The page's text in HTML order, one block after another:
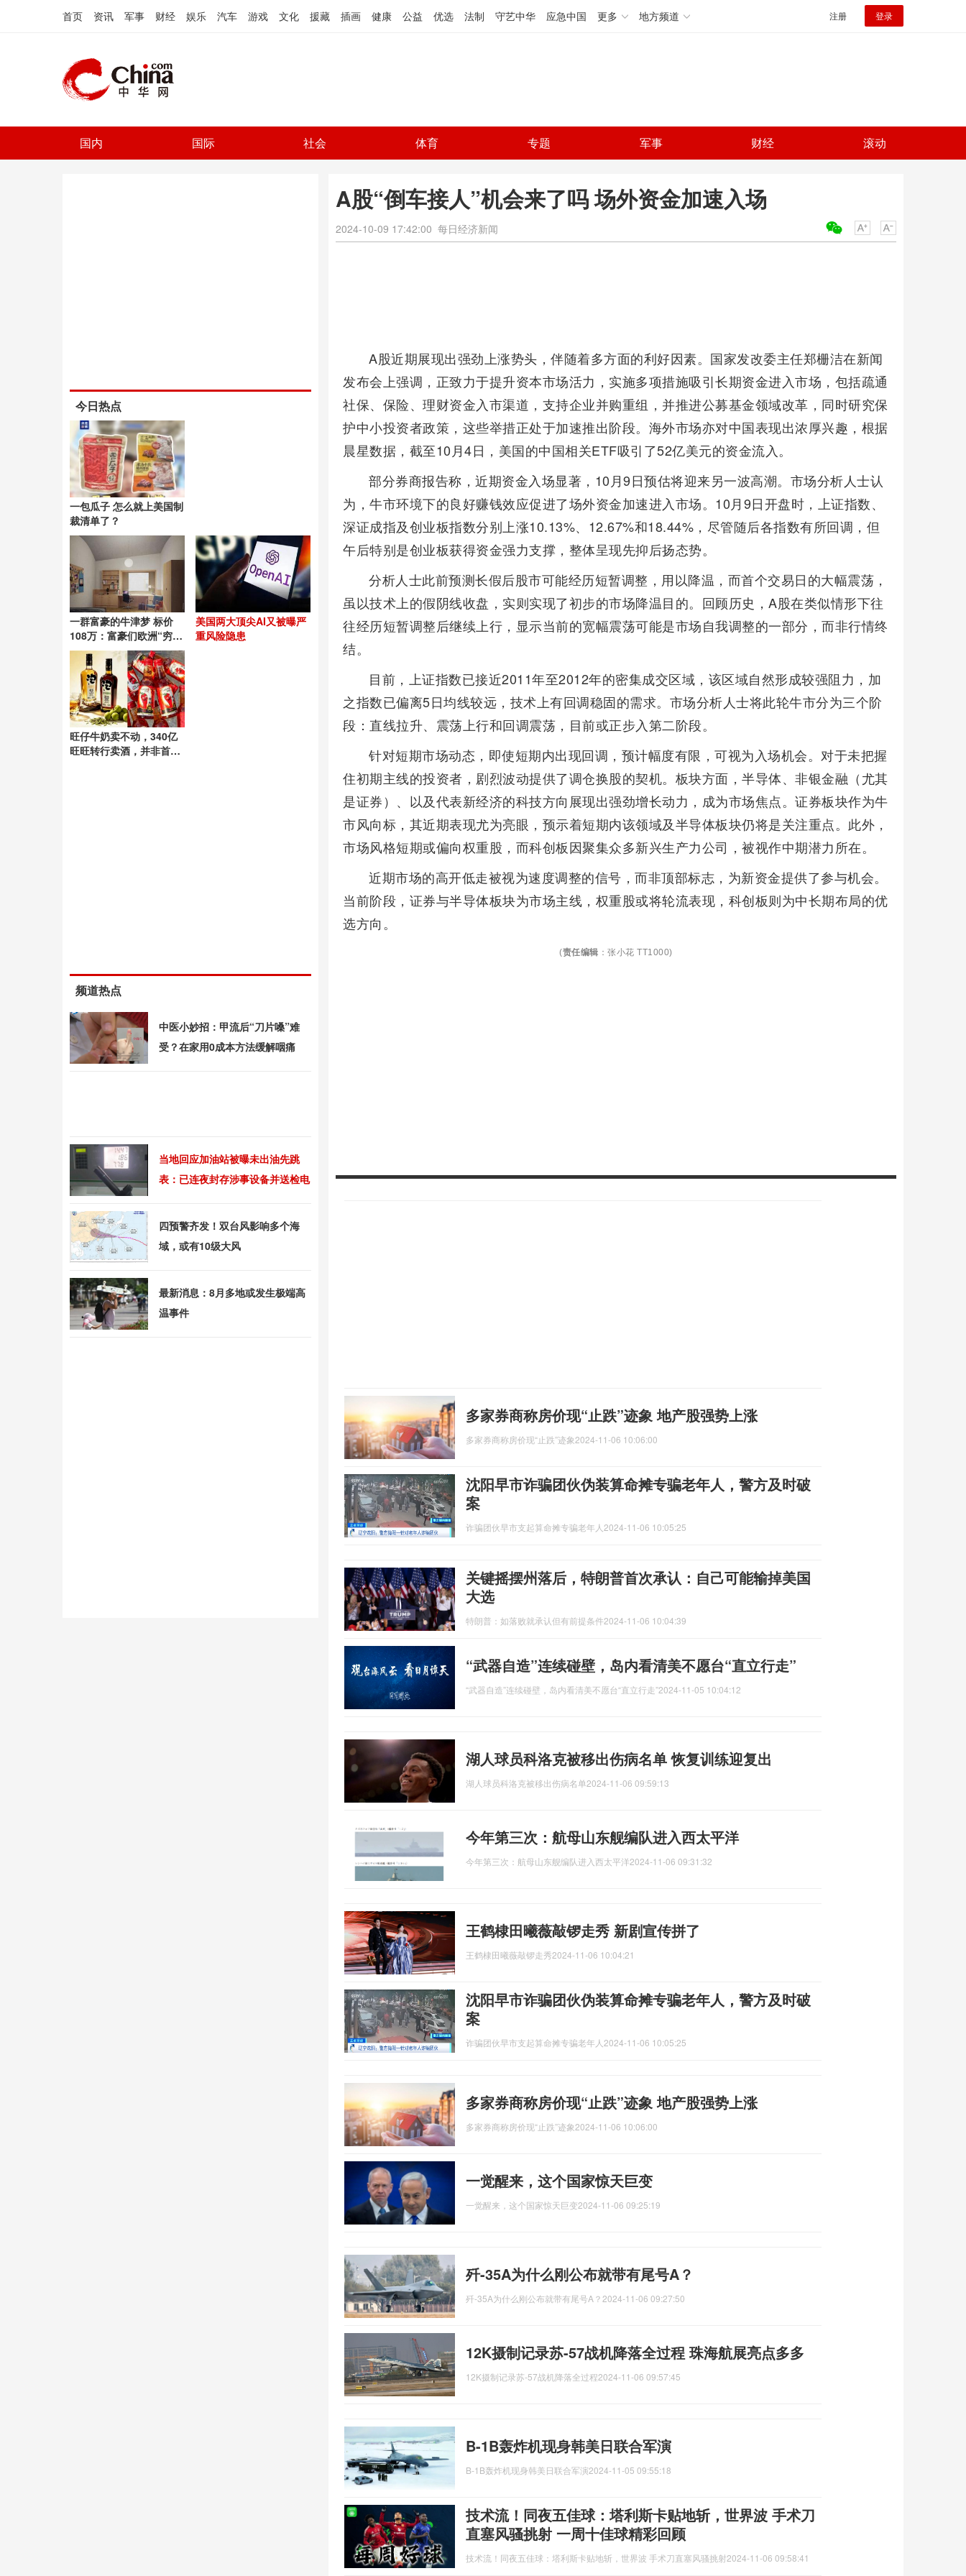
首页 资讯 军事 财经 娱乐 汽车 游戏 文化 援藏 插画 健康 公益 优选 法制 守艺中华 应急中国 更多 地方频道 注册 登录
国内 国际 社会 体育 专题 军事 财经 滚动
A股“倒车接人”机会来了吗 场外资金加速入场
2024-10-09 17:42:00 每日经济新闻
A股近期展现出强劲上涨势头，伴随着多方面的利好因素。国家发改委主任郑栅洁在新闻
发布会上强调，正致力于提升资本市场活力，实施多项措施吸引长期资金进入市场，包括疏通
社保、保险、理财资金入市渠道，支持企业并购重组，并推进公募基金领域改革，同时研究保
护中小投资者政策，这些举措正处于加速推出阶段。海外市场亦对中国表现出浓厚兴趣，根据
晨星数据，截至10月4日，美国的中国相关ETF吸引了52亿美元的资金流入。
部分券商报告称，近期资金入场显著，10月9日预估将迎来另一波高潮。市场分析人士认
为，牛市环境下的良好赚钱效应促进了场外资金加速进入市场。10月9日开盘时，上证指数、
深证成指及创业板指数分别上涨10.13%、12.67%和18.44%，尽管随后各指数有所回调，但
午后特别是创业板获得资金强力支撑，整体呈现先抑后扬态势。
分析人士此前预测长假后股市可能经历短暂调整，用以降温，而首个交易日的大幅震荡，
虽以技术上的假阴线收盘，实则实现了初步的市场降温目的。回顾历史，A股在类似情形下往
往经历短暂调整后继续上行，显示当前的宽幅震荡可能是市场自我调整的一部分，而非行情终
结。
目前，上证指数已接近2011年至2012年的密集成交区域，该区域自然形成较强阻力，加
之指数已偏离5日均线较远，技术上有回调稳固的需求。市场分析人士将此轮牛市分为三个阶
段：直线拉升、震荡上行和回调震荡，目前或正步入第二阶段。
针对短期市场动态，即使短期内出现回调，预计幅度有限，可视为入场机会。对于未把握
住初期主线的投资者，剧烈波动提供了调仓换股的契机。板块方面，半导体、非银金融（尤其
是证券）、以及代表新经济的科技方向展现出强劲增长动力，成为市场焦点。证券板块作为牛
市风向标，其近期表现尤为亮眼，预示着短期内该领域及半导体板块仍将是关注重点。此外，
市场风格短期或偏向权重股，而科创板因聚集众多新兴生产力公司，被视作中期潜力所在。
近期市场的高开低走被视为速度调整的信号，而非顶部标志，为新资金提供了参与机会。
当前阶段，证券与半导体板块为市场主线，权重股或将轮流表现，科创板则为中长期布局的优
选方向。
(责任编辑 ：张小花 TT1000)
多家券商称房价现“止跌”迹象 地产股强势上涨
多家券商称房价现“止跌”迹象2024-11-06 10:06:00
沈阳早市诈骗团伙伪装算命摊专骗老年人，警方及时破
案
诈骗团伙早市支起算命摊专骗老年人 2024-11-06 10:05:25
关键摇摆州落后，特朗普首次承认：自己可能输掉美国
大选
特朗普：如落败就承认但有前提条件2024-11-06 10:04:39
“武器自造”连续碰壁，岛内看清美不愿台“直立行走”
“武器自造”连续碰壁，岛内看清美不愿台“直立行走”2024-11-05 10:04:12
湖人球员科洛克被移出伤病名单 恢复训练迎复出
湖人球员科洛克被移出伤病名单2024-11-06 09:59:13
今年第三次：航母山东舰编队进入西太平洋
今年第三次：航母山东舰编队进入西太平洋2024-11-06 09:31:32
王鹤棣田曦薇敲锣走秀 新剧宣传拼了
王鹤棣田曦薇敲锣走秀2024-11-06 10:04:21
沈阳早市诈骗团伙伪装算命摊专骗老年人，警方及时破
案
诈骗团伙早市支起算命摊专骗老年人 2024-11-06 10:05:25
多家券商称房价现“止跌”迹象 地产股强势上涨
多家券商称房价现“止跌”迹象2024-11-06 10:06:00
一觉醒来，这个国家惊天巨变
一觉醒来，这个国家惊天巨变2024-11-06 09:25:19
歼-35A为什么刚公布就带有尾号A？
歼-35A为什么刚公布就带有尾号A？ 2024-11-06 09:27:50
12K摄制记录苏-57战机降落全过程 珠海航展亮点多多
12K摄制记录苏-57战机降落全过程2024-11-06 09:57:45
B-1B轰炸机现身韩美日联合军演
B-1B轰炸机现身韩美日联合军演2024-11-05 09:55:18
技术流！同夜五佳球：塔利斯卡贴地斩，世界波 手术刀
直塞风骚挑射 一周十佳球精彩回顾
技术流！同夜五佳球：塔利斯卡贴地斩，世界波 手术刀直塞风骚挑射2024-11-06 09:58:41
今日热点
一包瓜子 怎么就上美国制
裁清单了？
一群富豪的牛津梦 标价
108万：富豪们欧洲“穷
游”记
美国两大顶尖AI又被曝严
重风险隐患
旺仔牛奶卖不动，340亿
旺旺转行卖酒，并非首次
频道热点
中医小妙招：甲流后“刀片嗓”难
受？在家用0成本方法缓解咽痛
当地回应加油站被曝未出油先跳
表：已连夜封存涉事设备并送检电
四预警齐发！双台风影响多个海
域，或有10级大风
最新消息：8月多地或发生极端高
温事件